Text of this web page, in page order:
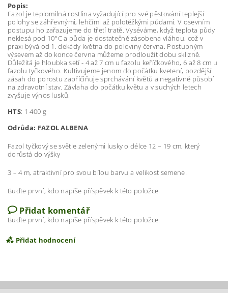
Popis:
Fazol je teplomilná rostlina vyžadující pro své pěstování teplejší
polohy se záhřevnými, lehčími až polotěžkými půdami. V osevním
postupu ho zařazujeme do třetí tratě. Vyséváme, když teplota půdy
neklesá pod 10°C a půda je dostatečně zásobena vláhou, což v
praxi bývá od 1. dekády května do poloviny června. Postupným
výsevem až do konce června můžeme prodloužit dobu sklizně.
Důležitá je hloubka setí - 4 až 7 cm u fazolu keříčkového, 6 až 8 cm u
fazolu tyčkového. Kultivujeme jenom do počátku kvetení, pozdější
zásah do porostu zapříčiňuje sprchávání květů a negativně působí
na zdravotní stav. Závlaha do počátku květu a v suchých letech
zvyšuje výnos lusků.
HTS: 1 400 g
Odrůda: FAZOL ALBENA
Fazol tyčkový se světle zelenými lusky o délce 12 – 19 cm, který
dorůstá do výšky
3 – 4 m, atraktivní pro svou bílou barvu a velikost semene.
Buďte první, kdo napíše příspěvek k této položce.
Přidat komentář
Buďte první, kdo napíše příspěvek k této položce.
Přidat hodnocení